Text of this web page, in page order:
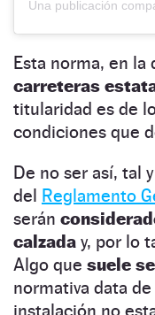
Esta norma, en
carreteras
titularidad es de
condiciones que
De no ser así, tal
del Reglamento
serán
calzada y, por lo
Algo que suele
normativa data
instalación no